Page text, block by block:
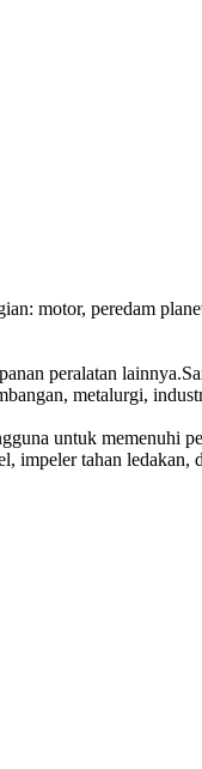
motor, peredam
peralatan
metalurgi,
untuk memenuhi
impeler tahan ledakan,